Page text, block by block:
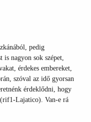
pedig
nagyon sok szépet,
érdekes embereket,
szóval az idő gyorsan
érdeklődni, hogy
Lajatico). Van-e rá